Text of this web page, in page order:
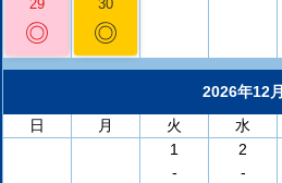
29
◎
30
◎
2026年12月
日
月 火 水
1
-
2
-